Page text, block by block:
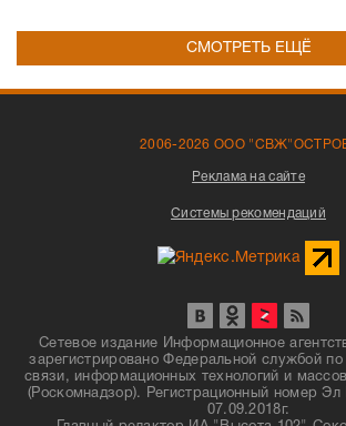
СМОТРЕТЬ ЕЩЁ
2006-2026 ООО
Реклама на сайте
Системы рекомендаций
Сетевое издание Информационное
зарегистрировано Федеральной службой
связи, информационных технологий и
(Роскомнадзор). Регистрационный номер
07.09.2018г.